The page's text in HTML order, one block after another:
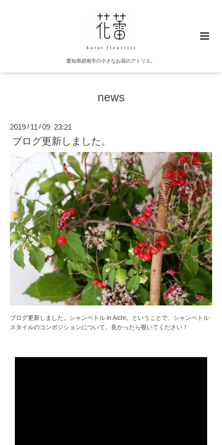
愛知県碧南市の小さなお花のアトリエ。
news
2019 / 11 /09 23:21
ブログ更新しました。
ブログ更新しました。シャンペトル in Aichi。ということで、シャンペトル
スタイルのコンポジションについて。良かったら覗いてください！